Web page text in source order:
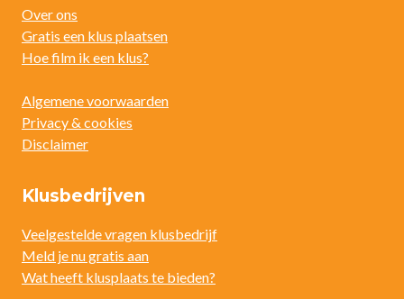
Over ons
Gratis een klus plaatsen
Hoe film ik een klus?
Algemene voorwaarden
Privacy & cookies
Disclaimer
Klusbedrijven
Veelgestelde vragen klusbedrijf
Meld je nu gratis aan
Wat heeft klusplaats te bieden?